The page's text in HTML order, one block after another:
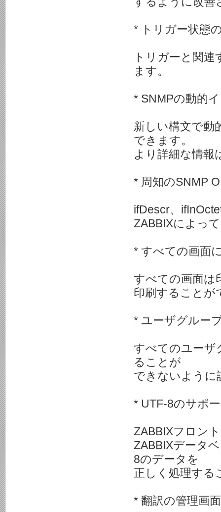
* トリガー状態
トリガーと関
ます。
* SNMPの動的
新しい構文で動
できます。
より詳細な情報
* 周知のSNMP
ifDescr、
ZABBIXによっ
* すべての画面
すべての画面は
印刷することが
* ユーザグルー
すべてのユーザ
ることが
できないように
* UTF-8のサポ
ZABBIXフロン
ZABBIXデータ
8のデータを
正しく処理する
* 翻訳の管理画